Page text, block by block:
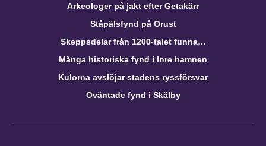
Arkeologer på jakt efter Getakärr
Ståpälsfynd på Orust
Skeppsdelar från 1200-talet funna…
Många historiska fynd i Inre hamnen
Kulorna avslöjar stadens ryssförsvar
Oväntade fynd i Skälby